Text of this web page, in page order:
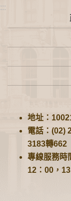
:::
地址：
電話：(02)
3183轉662
專線服務時
12：00，